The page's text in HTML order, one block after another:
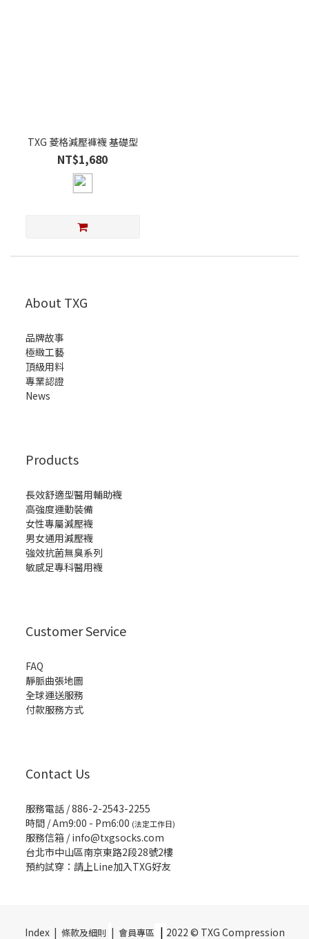
TXG 菱格減壓褲襪 基礎型
NT$1,680
About TXG
品牌故事
極緻工藝
頂級用料
專業認證
News
Products
長效舒適型醫用輔助襪
高強度運動裝備
女性專屬減壓襪
男女通用減壓襪
強效抗菌無臭系列
敏感足專科醫用襪
Customer Service
FAQ
靜脈曲張地圖
全球運送服務
付款服務方式
Contact Us
服務電話 / 886-2-2543-2255
時間 / Am9:00 - Pm6:00 (法定工作日)
服務信箱 /info@txgsocks.com
台北市中山區南京東路2段28號2樓
預約試穿：請上Line加入TXG好友
Index | 條款及細則 | 會員專區 | 2022 © TXG Compression